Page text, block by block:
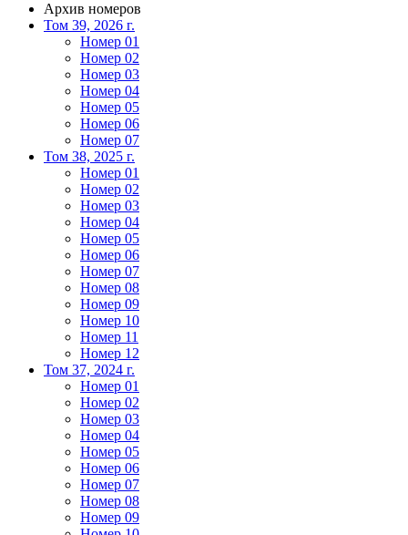
Архив номеров
Том 39, 2026 г.
Номер 01
Номер 02
Номер 03
Номер 04
Номер 05
Номер 06
Номер 07
Том 38, 2025 г.
Номер 01
Номер 02
Номер 03
Номер 04
Номер 05
Номер 06
Номер 07
Номер 08
Номер 09
Номер 10
Номер 11
Номер 12
Том 37, 2024 г.
Номер 01
Номер 02
Номер 03
Номер 04
Номер 05
Номер 06
Номер 07
Номер 08
Номер 09